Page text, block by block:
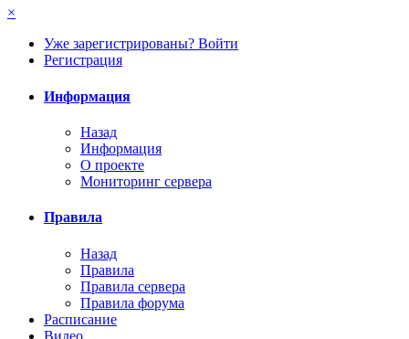
×
Уже зарегистрированы? Войти
Регистрация
Информация
Назад
Информация
О проекте
Мониторинг сервера
Правила
Назад
Правила
Правила сервера
Правила форума
Расписание
Видео